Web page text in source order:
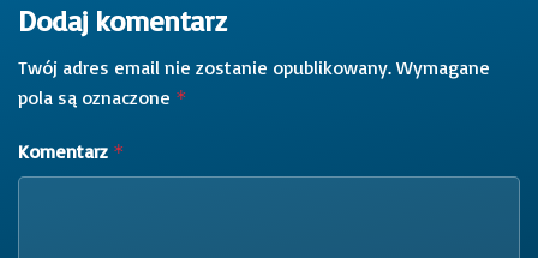
Dodaj komentarz
Twój adres email nie zostanie opublikowany. Wymagane
pola są oznaczone *
Komentarz *